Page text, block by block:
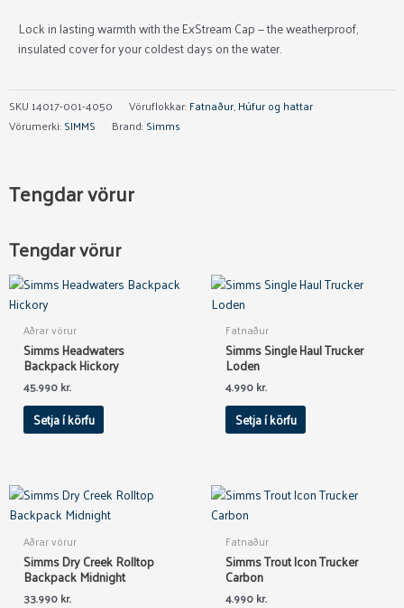
Lock in lasting warmth with the ExStream Cap — the weatherproof,
insulated cover for your coldest days on the water.
SKU14017-001-4050 Vöruflokkar:Fatnaður,Húfur og hattar
Vörumerki:SIMMS Brand:Simms
Tengdar vörur
Tengdar vörur
Aðrar vörur
Simms Headwaters
Backpack Hickory
45.990kr.
Setja í körfu
Fatnaður
Simms Single Haul Trucker
Loden
4.990kr.
Setja í körfu
Aðrar vörur
Simms Dry Creek Rolltop
Backpack Midnight
33.990kr.
Fatnaður
Simms Trout Icon Trucker
Carbon
4.990kr.